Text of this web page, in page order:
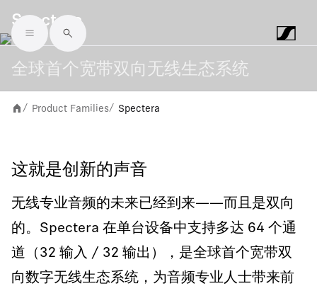
Skip to main content
Spectera
全球首个宽带双向无线生态系统
/ Product Families/ Spectera
这就是创新的声音
无线专业音频的未来已经到来——而且是双向
的。Spectera 在单台设备中支持多达 64 个通
道（32 输入 / 32 输出），是全球首个宽带双
向数字无线生态系统，为音频专业人士带来前